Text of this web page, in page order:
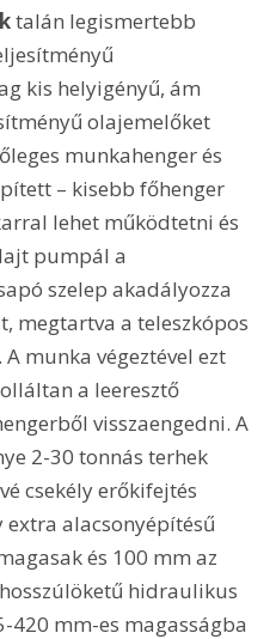
talán legismertebb
kis helyigényű, ám
olajemelőket
munkahenger és
– kisebb főhenger
lehet működtetni és
pumpál a
szelep akadályozza
megtartva a teleszkópos
munka végeztével ezt
a leeresztő
visszaengedni. A
2-30 tonnás terhek
csekély erőkifejtés
extra alacsonyépítésű
és 100 mm az
hidraulikus
420 mm-es magasságba